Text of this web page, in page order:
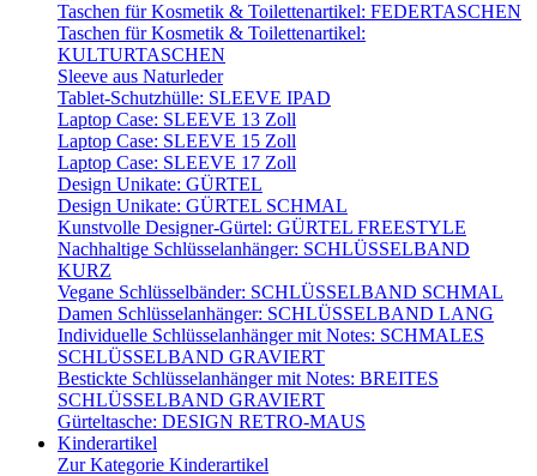
Taschen für Kosmetik & Toilettenartikel: FEDERTASCHEN
Taschen für Kosmetik & Toilettenartikel:
KULTURTASCHEN
Sleeve aus Naturleder
Tablet-Schutzhülle: SLEEVE IPAD
Laptop Case: SLEEVE 13 Zoll
Laptop Case: SLEEVE 15 Zoll
Laptop Case: SLEEVE 17 Zoll
Design Unikate: GÜRTEL
Design Unikate: GÜRTEL SCHMAL
Kunstvolle Designer-Gürtel: GÜRTEL FREESTYLE
Nachhaltige Schlüsselanhänger: SCHLÜSSELBAND
KURZ
Vegane Schlüsselbänder: SCHLÜSSELBAND SCHMAL
Damen Schlüsselanhänger: SCHLÜSSELBAND LANG
Individuelle Schlüsselanhänger mit Notes: SCHMALES
SCHLÜSSELBAND GRAVIERT
Bestickte Schlüsselanhänger mit Notes: BREITES
SCHLÜSSELBAND GRAVIERT
Gürteltasche: DESIGN RETRO-MAUS
Kinderartikel
Zur Kategorie Kinderartikel